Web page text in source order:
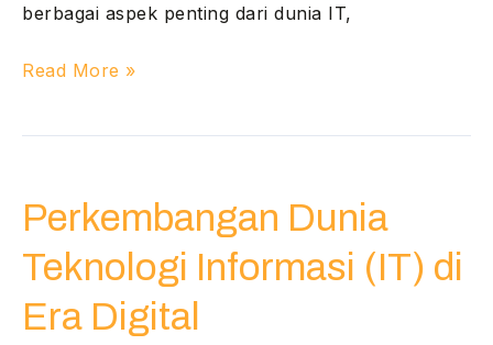
berbagai aspek penting dari dunia IT,
Read More »
Perkembangan Dunia
Teknologi Informasi (IT) di
Era Digital
Teknologi
(IT)
di
Era